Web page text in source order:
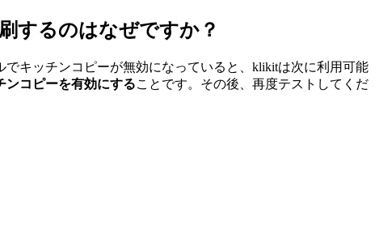
するのはなぜですか？
キッチンコピーが無効になっていると、klikitは次に利用可能
ンコピーを有効にすることです。その後、再度テストしてくだ